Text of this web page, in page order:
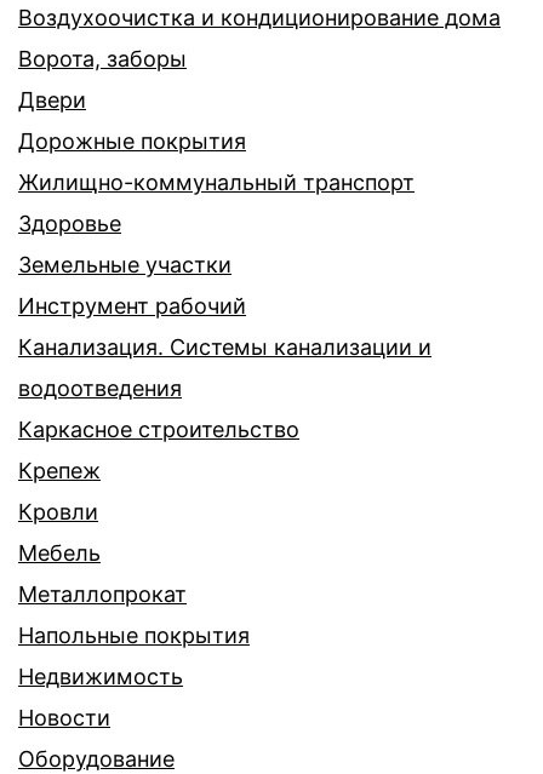
Воздухоочистка и кондиционирование дома
Ворота, заборы
Двери
Дорожные покрытия
Жилищно-коммунальный транспорт
Здоровье
Земельные участки
Инструмент рабочий
Канализация. Системы канализации и
водоотведения
Каркасное строительство
Крепеж
Кровли
Мебель
Металлопрокат
Напольные покрытия
Недвижимость
Новости
Оборудование